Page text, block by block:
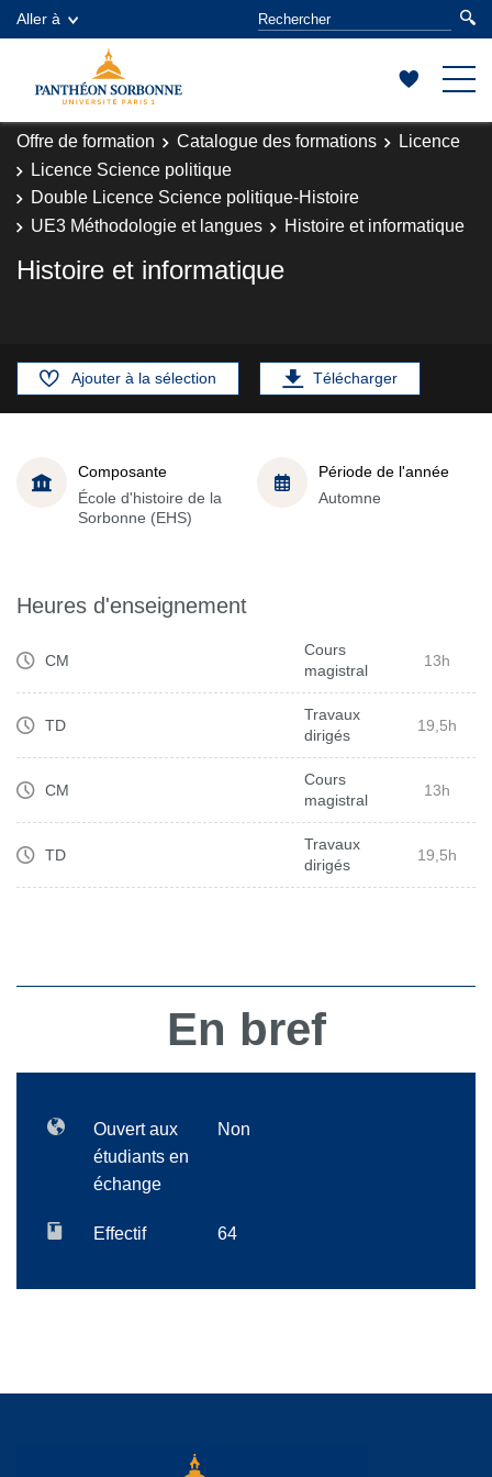
Aller à
Offre de formation Catalogue des formations
Licence
Licence Science politique
Double Licence Science politique-Histoire
UE3 Méthodologie et langues
Histoire et informatique
Histoire et informatique
Ajouter à la sélection Télécharger
Composante
École d'histoire de la
Sorbonne (EHS)
Période de l'année
Automne
Heures d'enseignement
CM
Cours
magistral
13h
TD
Travaux
dirigés
19,5h
CM
Cours
magistral
13h
TD
Travaux
dirigés
19,5h
En bref
Ouvert aux
étudiants en
échange
Non
Effectif 64